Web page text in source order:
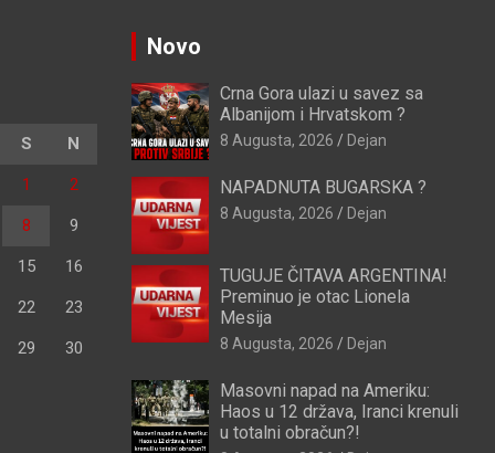
S N
1 2
8 9
15 16
22 23
29 30
Novo
Crna Gora ulazi u savez sa
Albanijom i Hrvatskom ?
8 Augusta, 2026 Dejan
NAPADNUTA BUGARSKA ?
8 Augusta, 2026 Dejan
TUGUJE ČITAVA ARGENTINA!
Preminuo je otac Lionela
Mesija
8 Augusta, 2026 Dejan
Masovni napad na Ameriku:
Haos u 12 država, Iranci krenuli
u totalni obračun?!